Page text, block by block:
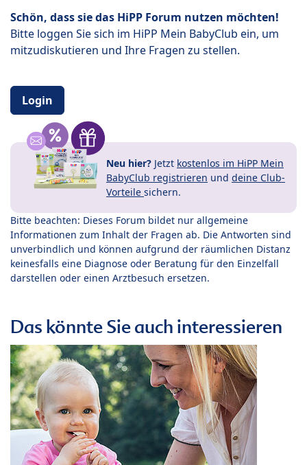
Schön, dass sie das HiPP Forum nutzen möchten!
Bitte loggen Sie sich im HiPP Mein BabyClub ein, um
mitzudiskutieren und Ihre Fragen zu stellen.
Login
Neu hier? Jetzt kostenlos im HiPP Mein
BabyClub registrieren und deine Club-
Vorteile sichern.
Bitte beachten: Dieses Forum bildet nur allgemeine
Informationen zum Inhalt der Fragen ab. Die Antworten sind
unverbindlich und können aufgrund der räumlichen Distanz
keinesfalls eine Diagnose oder Beratung für den Einzelfall
darstellen oder einen Arztbesuch ersetzen.
Das könnte Sie auch interessieren